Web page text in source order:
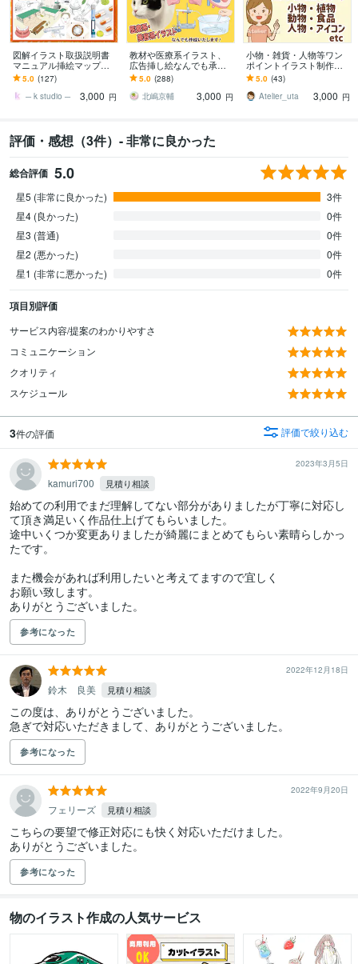
図解イラスト取扱説明書
マニュアル挿絵マップ作
ります 安い早い！高品
質！著作権譲渡込◎イン
フォグラフィックや図表
5.0 (127)
─ k studio ─
3,000 円
教材や医療系イラスト、
広告挿し絵なんでも承り
ます マジメな教材イラス
トからポップなイラスト
まで
5.0 (288)
北嶋京輔
3,000 円
小物・雑貨・人物等ワン
ポイントイラスト制作し
ます 修正無制限！ オリジ
ナルイラストで個性UP！
5.0 (43)
Atelier_uta
3,000 円
評価・感想（3件）- 非常に良かった
総合評価 5.0
星5 (非常に良かった)
3件
星4 (良かった)
0件
星3 (普通)
0件
星2 (悪かった)
0件
星1 (非常に悪かった)
0件
項目別評価
サービス内容/提案のわかりやすさ
コミュニケーション
クオリティ
スケジュール
3件の評価 評価で絞り込む
2023年3月5日
kamuri700 見積り相談
始めての利用でまだ理解してない部分がありましたが丁寧に対応し
て頂き満足いく作品仕上げてもらいました。
途中いくつか変更ありましたが綺麗にまとめてもらい素晴らしかっ
たです。
また機会があれば利用したいと考えてますので宜しく
お願い致します。
ありがとうございました。
参考になった
2022年12月18日
鈴木 良美 見積り相談
この度は、ありがとうございました。
参考になった
2022年9月20日
フェリーズ 見積り相談
こちらの要望で修正対応にも快く対応いただけました。
ありがとうございました。
参考になった
物のイラスト作成の人気サービス